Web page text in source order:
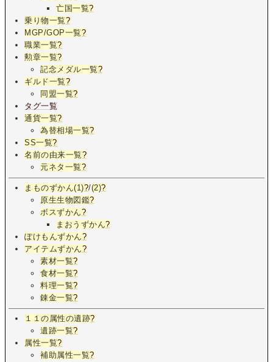
亡国一覧?
乗り物一覧?
MGP/GOP一覧?
職業一覧?
勲章一覧?
記念メダル一覧?
ギルド一覧?
同盟一覧?
タグ一覧
通貨一覧?
為替相場一覧?
SS一覧?
名前の由来一覧?
元ネタ一覧?
まものずかん(1)?/(2)?
原生生物図鑑?
ボスずかん?
まおうずかん?
ぽけもんずかん?
アイテムずかん?
素材一覧?
食材一覧?
料理一覧?
錬金一覧?
１１の属性の遺跡?
遺跡一覧?
属性一覧?
補助属性一覧?